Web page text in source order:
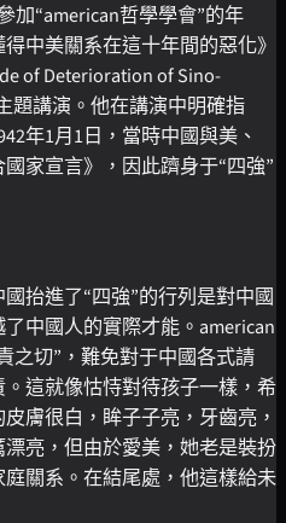
加“american哲學學會”的年
中美關系在這十年間的惡化》
of Deterioration of Sino-
題講演。他在講演中明確指
年1月1日，當時中國與美、
家宣言》，因此躋身于“四強”
抬進了“四強”的行列是對中國
中國人的實際才能。american
之切”，難免對于中國各式請
這就像怙恃對待孩子一樣，希
膚很白，眸子子亮，牙齒亮，
亮，但由於愛美，她老是裝扮
關系。在結尾處，他這樣給未